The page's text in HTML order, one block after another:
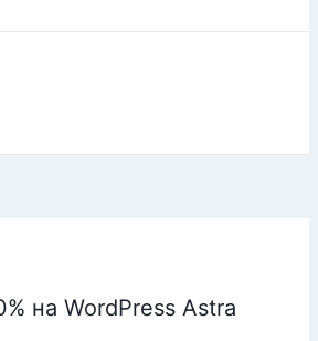
на WordPress Astra